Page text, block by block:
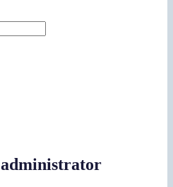
administrator